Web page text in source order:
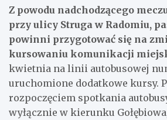
Z powodu nadchodzącego
przy ulicy Struga w Radomiu,
powinni przygotować się na
kursowaniu komunikacji
kwietnia na linii autobusowej
uruchomione dodatkowe kursy.
rozpoczęciem spotkania
wyłącznie w kierunku